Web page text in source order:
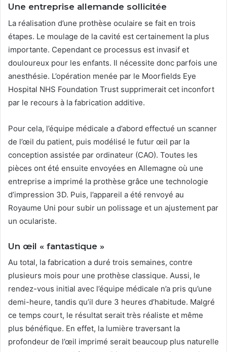
Une entreprise allemande sollicitée
La réalisation d’une prothèse oculaire se fait en trois
étapes. Le moulage de la cavité est certainement la plus
importante. Cependant ce processus est invasif et
douloureux pour les enfants. Il nécessite donc parfois une
anesthésie. L’opération menée par le Moorfields Eye
Hospital NHS Foundation Trust supprimerait cet inconfort
par le recours à la fabrication additive.
Pour cela, l’équipe médicale a d’abord effectué un scanner
de l’œil du patient, puis modélisé le futur œil par la
conception assistée par ordinateur (CAO). Toutes les
pièces ont été ensuite envoyées en Allemagne où une
entreprise a imprimé la prothèse grâce une technologie
d’impression 3D. Puis, l’appareil a été renvoyé au
Royaume Uni pour subir un polissage et un ajustement par
un oculariste.
Un œil « fantastique »
Au total, la fabrication a duré trois semaines, contre
plusieurs mois pour une prothèse classique. Aussi, le
rendez-vous initial avec l’équipe médicale n’a pris qu’une
demi-heure, tandis qu’il dure 3 heures d’habitude. Malgré
ce temps court, le résultat serait très réaliste et même
plus bénéfique. En effet, la lumière traversant la
profondeur de l’œil imprimé serait beaucoup plus naturelle